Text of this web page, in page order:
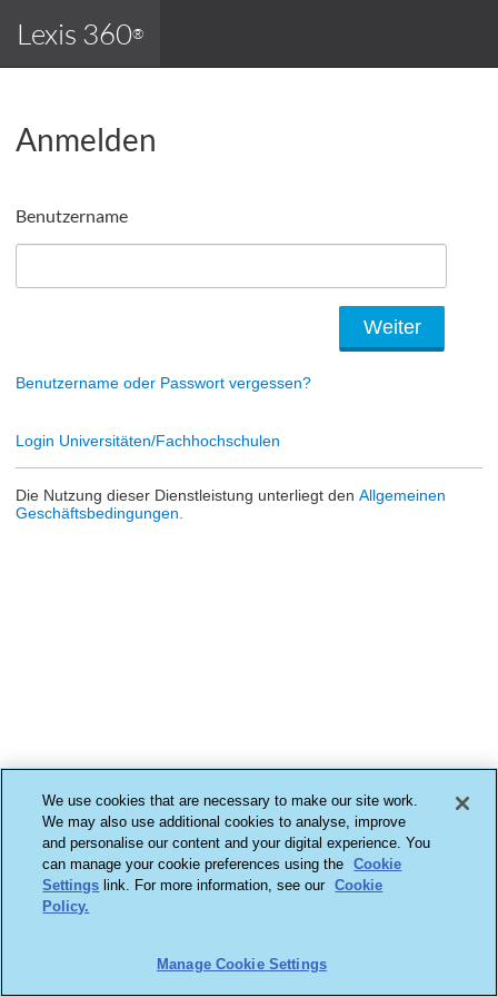
Lexis 360®
Anmelden
Benutzername
Benutzername oder Passwort vergessen?
Login Universitäten/Fachhochschulen
Die Nutzung dieser Dienstleistung unterliegt den Allgemeinen
Geschäftsbedingungen.
We use cookies that are necessary to make our site work.
We may also use additional cookies to analyse, improve
and personalise our content and your digital experience. You
can manage your cookie preferences using the
Cookie
Settings link. For more information, see our Cookie
Policy.
Manage Cookie Settings